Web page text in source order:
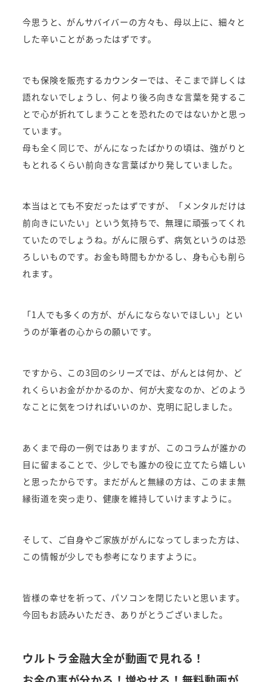
今思うと、がんサバイバーの方々も、母以上に、細々と
した辛いことがあったはずです。
でも保険を販売するカウンターでは、そこまで詳しくは
語れないでしょうし、何より後ろ向きな言葉を発するこ
とで心が折れてしまうことを恐れたのではないかと思っ
ています。
母も全く同じで、がんになったばかりの頃は、強がりと
もとれるくらい前向きな言葉ばかり発していました。
本当はとても不安だったはずですが、「メンタルだけは
前向きにいたい」という気持ちで、無理に頑張ってくれ
ていたのでしょうね。 がんに限らず、病気というのは恐
ろしいものです。 お金も時間もかかるし、身も心も削ら
れます。
「1人でも多くの方が、がんにならないでほしい」とい
うのが筆者の心からの願いです。
ですから、この3回のシリーズでは、がんとは何か、ど
れくらいお金がかかるのか、何が大変なのか、どのよう
なことに気をつければいいのか、克明に記しました。
あくまで母の一例ではありますが、このコラムが誰かの
目に留まることで、少しでも誰かの役に立てたら嬉しい
と思ったからです。 まだがんと無縁の方は、このまま無
縁街道を突っ走り、健康を維持していけますように。
そして、ご自身やご家族ががんになってしまった方は、
この情報が少しでも参考になりますように。
皆様の幸せを祈って、パソコンを閉じたいと思います。
今回もお読みいただき、ありがとうございました。
ウルトラ金融大全が動画で見れる！